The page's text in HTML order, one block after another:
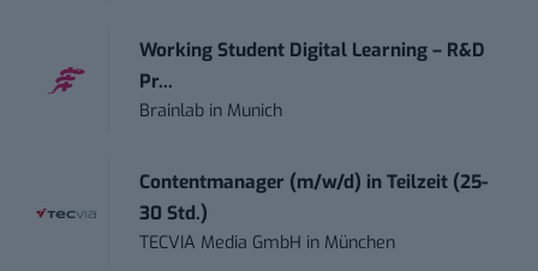
Working Student Digital Learning – R&D
Pr...
Brainlab in Munich
Contentmanager (m/w/d) in Teilzeit (25-
30 Std.)
TECVIA Media GmbH in München